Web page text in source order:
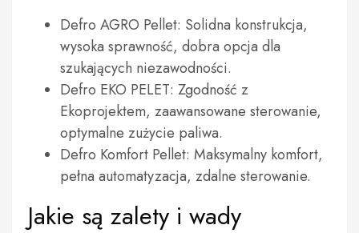
Defro AGRO Pellet: Solidna konstrukcja,
wysoka sprawność, dobra opcja dla
szukających niezawodności.
Defro EKO PELET: Zgodność z
Ekoprojektem, zaawansowane sterowanie,
optymalne zużycie paliwa.
Defro Komfort Pellet: Maksymalny komfort,
pełna automatyzacja, zdalne sterowanie.
Jakie są zalety i wady